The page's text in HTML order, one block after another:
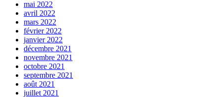
mai 2022
avril 2022
mars 2022
février 2022
janvier 2022
décembre 2021
novembre 2021
octobre 2021
septembre 2021
août 2021
juillet 2021